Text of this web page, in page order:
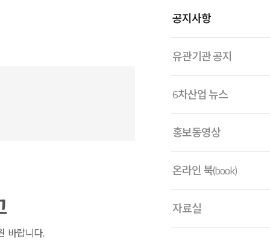
공지사항
유관기관 공지
6차산업 뉴스
홍보동영상
온라인 북(book)
자료실
바랍니다.